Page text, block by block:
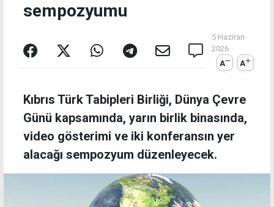
sempozyumu
5 Haziran
2026
A
A
Kıbrıs Türk Tabipleri Birliği, Dünya Çevre
Günü kapsamında, yarın birlik binasında,
video gösterimi ve iki konferansın yer
alacağı sempozyum düzenleyecek.